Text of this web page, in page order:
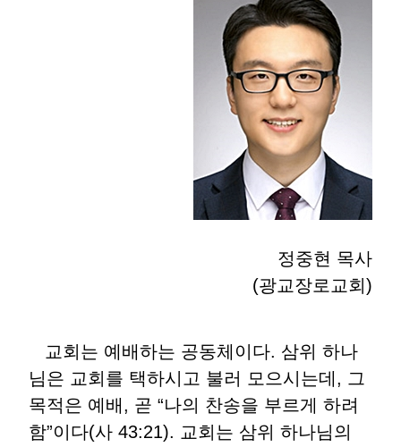
정중현 목사
(광교장로교회)
교회는 예배하는 공동체이다. 삼위 하나
님은 교회를 택하시고 불러 모으시는데, 그
목적은 예배, 곧 “나의 찬송을 부르게 하려
함”이다(사 43:21). 교회는 삼위 하나님의